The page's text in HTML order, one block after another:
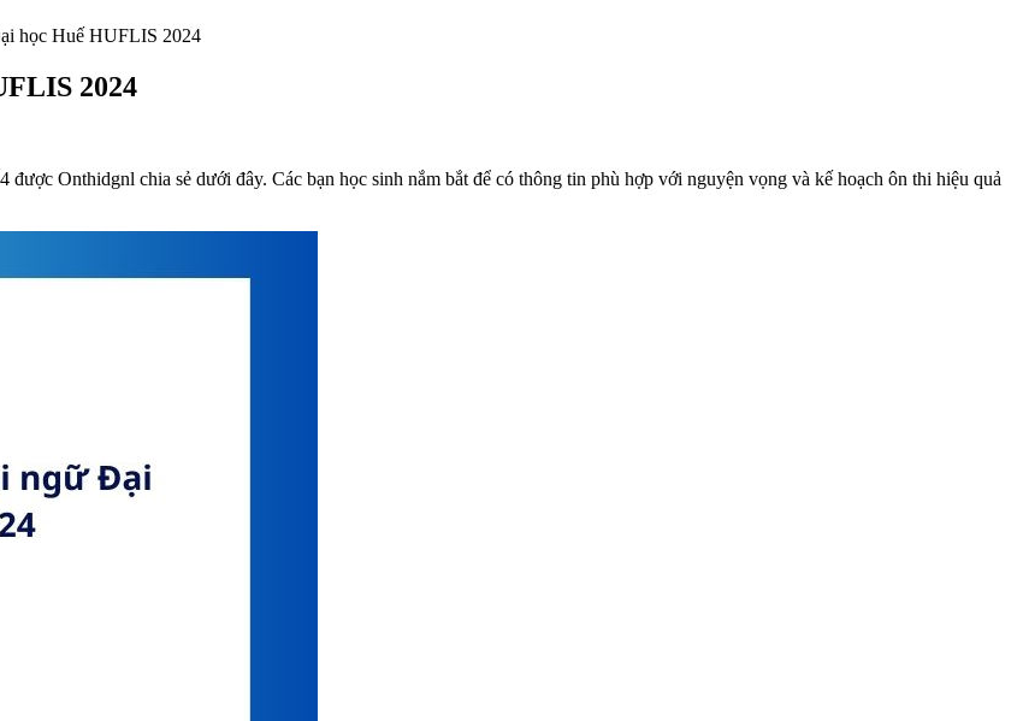
học Huế HUFLIS 2024
2024
Onthidgnl chia sẻ dưới đây. Các bạn học sinh nắm bắt để có thông tin phù hợp với nguyện vọng và kế hoạch ôn thi hiệu quả